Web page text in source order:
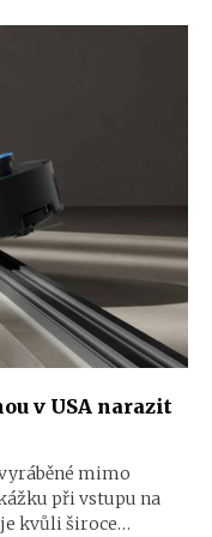
v USA narazit
mimo
při vstupu na
kvůli široce